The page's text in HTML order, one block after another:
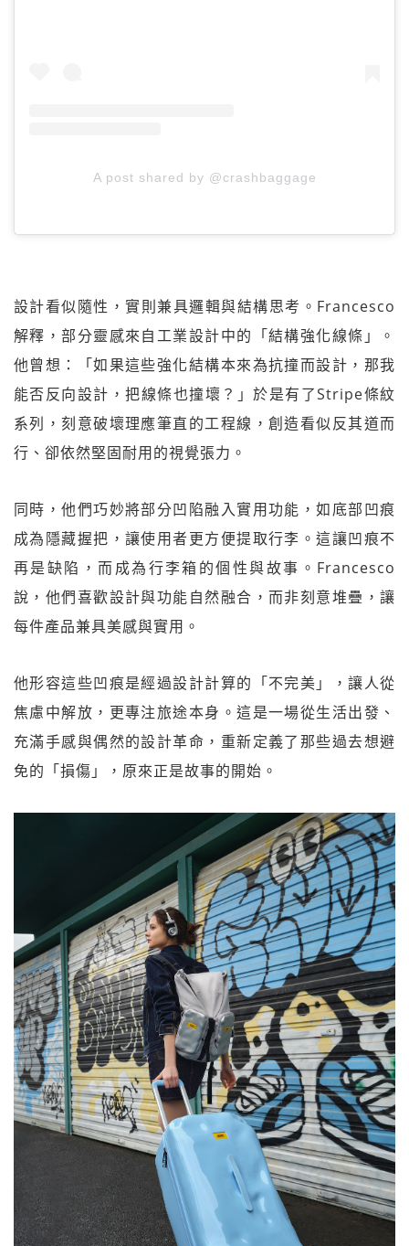
A post shared by @crashbaggage
設計看似隨性，實則兼具邏輯與結構思考。Francesco
解釋，部分靈感來自工業設計中的「結構強化線條」。
他曾想：「如果這些強化結構本來為抗撞而設計，那我
能否反向設計，把線條也撞壞？」於是有了Stripe條紋
系列，刻意破壞理應筆直的工程線，創造看似反其道而
行、卻依然堅固耐用的視覺張力。
同時，他們巧妙將部分凹陷融入實用功能，如底部凹痕
成為隱藏握把，讓使用者更方便提取行李。這讓凹痕不
再是缺陷，而成為行李箱的個性與故事。Francesco
說，他們喜歡設計與功能自然融合，而非刻意堆疊，讓
每件產品兼具美感與實用。
他形容這些凹痕是經過設計計算的「不完美」，讓人從
焦慮中解放，更專注旅途本身。這是一場從生活出發、
充滿手感與偶然的設計革命，重新定義了那些過去想避
免的「損傷」，原來正是故事的開始。